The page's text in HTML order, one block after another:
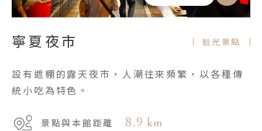
寧夏夜市 観光景點
設有遮棚的露天夜市，人潮往來頻繁，以各種傳
統小吃為特色。
景點與本館距離 8.9 km